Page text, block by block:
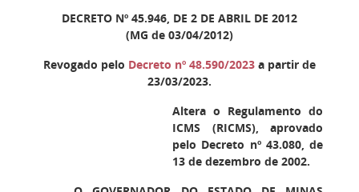
DECRETO Nº 45.946, DE 2 DE ABRIL DE 2012
(MG de 03/04/2012)
Revogado pelo Decreto nº 48.590/2023 a partir de
23/03/2023.
Altera o Regulamento do
ICMS (RICMS), aprovado
pelo Decreto nº 43.080, de
13 de dezembro de 2002.